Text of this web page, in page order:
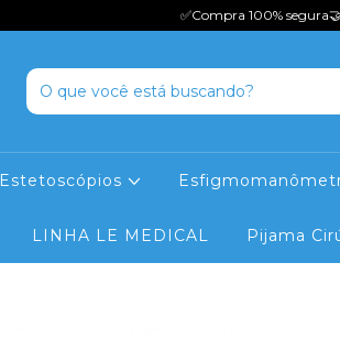
✅Compra 100% seguraㅤㅤㅤ
Estetoscópios
LINHA LE MEDICAL Pijama